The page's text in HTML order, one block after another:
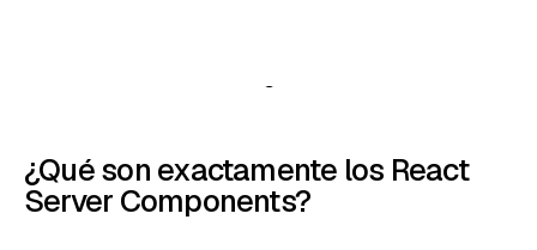
¿Qué son exactamente los React
Server Components?